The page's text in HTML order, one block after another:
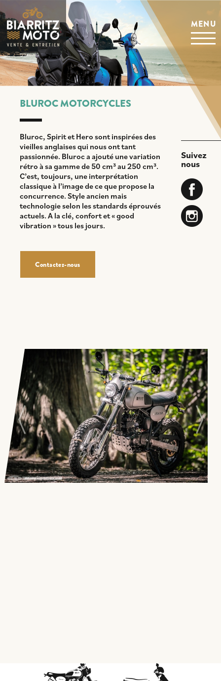
au
contenu
principal
MENU
BLUROC MOTORCYCLES
Bluroc, Spirit et Hero sont inspirées des
vieilles anglaises qui nous ont tant
passionnée. Bluroc a ajouté une variation
rétro à sa gamme de 50 cm³ au 250 cm³.
C’est, toujours, une interprétation
classique à l’image de ce que propose la
concurrence. Style ancien mais
technologie selon les standards éprouvés
actuels. A la clé, confort et « good
vibration » tous les jours.
Contactez-nous
Suivez
nous